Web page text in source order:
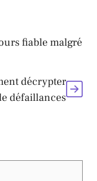
fiable malgré
décrypter
défaillances